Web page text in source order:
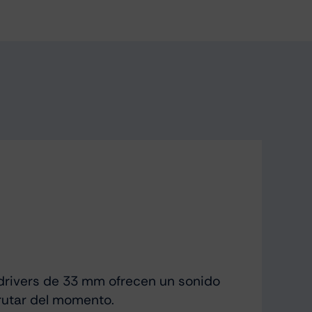
de 33 mm ofrecen un sonido
del momento.